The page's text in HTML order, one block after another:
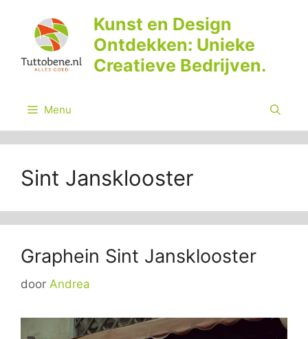
inhoud
Kunst en Design
Ontdekken: Unieke
Creatieve Bedrijven.
Menu
Sint Jansklooster
Graphein Sint Jansklooster
door Andrea